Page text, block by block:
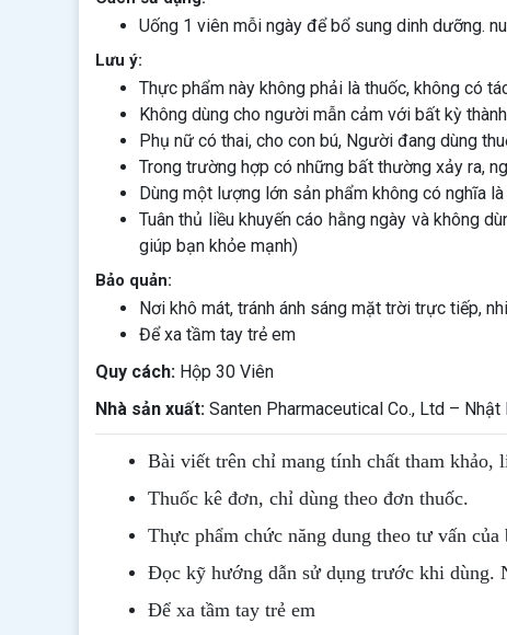
Uống 1 viên mỗi ngày để bổ sung dinh dưỡng.
Lưu ý:
Thực phẩm này không phải là thuốc, không có
Không dùng cho người mẫn cảm với bất kỳ
Phụ nữ có thai, cho con bú, Người đang dùng
Trong trường hợp có những bất thường xảy ra,
Dùng một lượng lớn sản phẩm không có nghĩa
Tuân thủ liều khuyến cáo hằng ngày và không
giúp bạn khỏe mạnh)
Bảo quản:
Nơi khô mát, tránh ánh sáng mặt trời trực tiếp,
Để xa tầm tay trẻ em
Quy cách: Hộp 30 Viên
Nhà sản xuất: Santen Pharmaceutical Co., Ltd – Nhật
Bài viết trên chỉ mang tính chất tham khảo,
Thuốc kê đơn, chỉ dùng theo đơn thuốc.
Thực phẩm chức năng dung theo tư vấn của
Đọc kỹ hướng dẫn sử dụng trước khi dùng.
Để xa tầm tay trẻ em